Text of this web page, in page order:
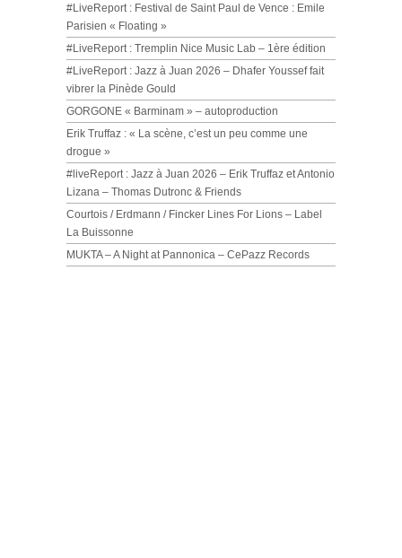
#LiveReport : Festival de Saint Paul de Vence : Emile
Parisien « Floating »
#LiveReport : Tremplin Nice Music Lab – 1ère édition
#LiveReport : Jazz à Juan 2026 – Dhafer Youssef fait
vibrer la Pinède Gould
GORGONE « Barminam » – autoproduction
Erik Truffaz : « La scène, c’est un peu comme une
drogue »
#liveReport : Jazz à Juan 2026 – Erik Truffaz et Antonio
Lizana – Thomas Dutronc & Friends
Courtois / Erdmann / Fincker Lines For Lions – Label
La Buissonne
MUKTA – A Night at Pannonica – CePazz Records